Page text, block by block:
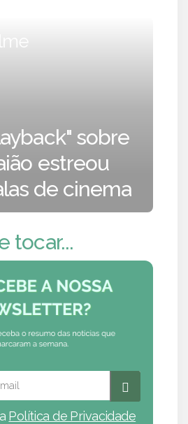
sobre
estreou
de cinema
tocar...
Política de Privacidade